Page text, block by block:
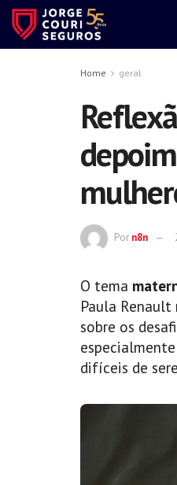
Home geral
Por n8n
O tema
Paula Renault
sobre os
difíceis de